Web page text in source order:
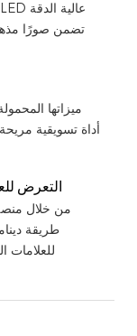
تضمن صورًا
ميزاتها
أداة تسويقية مريحة
التعرض
من خلال
للعلامات